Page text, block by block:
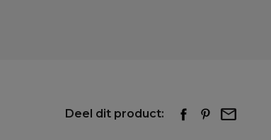
Deel dit product: